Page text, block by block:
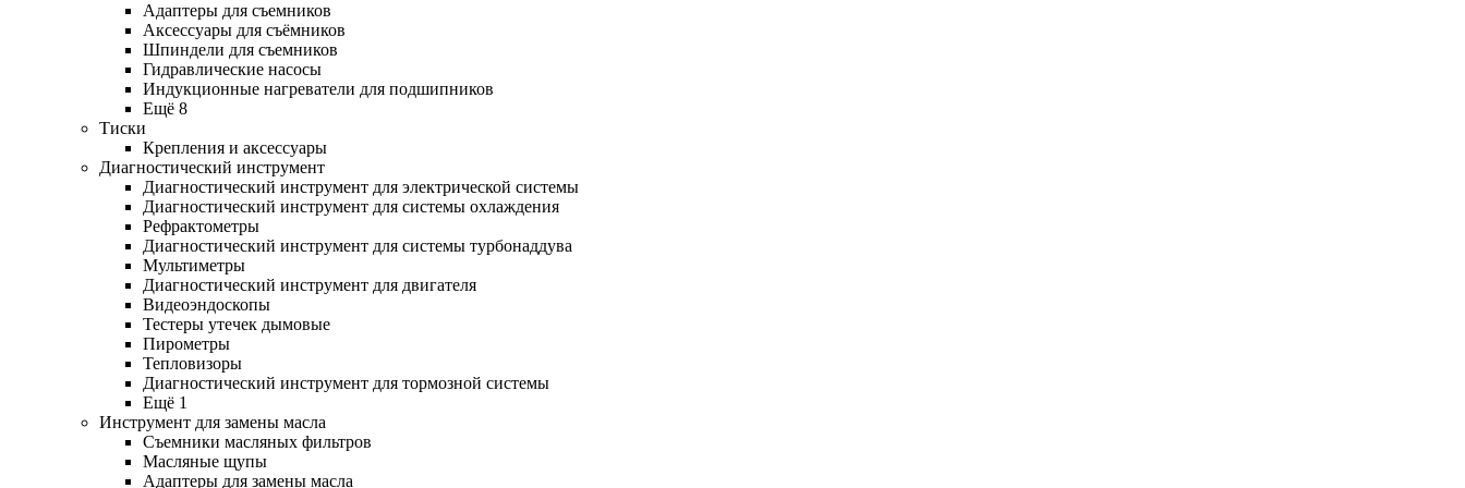
Адаптеры для съемников
Аксессуары для съёмников
Шпиндели для съемников
Гидравлические насосы
Индукционные нагреватели для подшипников
Ещё 8
Тиски
Крепления и аксессуары
Диагностический инструмент
Диагностический инструмент для электрической системы
Диагностический инструмент для системы охлаждения
Рефрактометры
Диагностический инструмент для системы турбонаддува
Мультиметры
Диагностический инструмент для двигателя
Видеоэндоскопы
Тестеры утечек дымовые
Пирометры
Тепловизоры
Диагностический инструмент для тормозной системы
Ещё 1
Инструмент для замены масла
Съемники масляных фильтров
Масляные щупы
Адаптеры для замены масла